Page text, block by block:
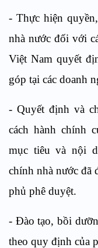
- Thực hiện
nhà nước đối với
Việt Nam quyết
góp tại các doanh
- Quyết định và
cách hành chính
mục tiêu và nội
chính nhà nước đã
phủ phê duyệt.
- Đào tạo, bồi
theo quy định của